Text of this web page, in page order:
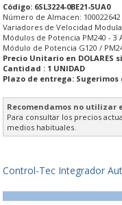
Código: 6SL3224-0BE21-5UA0
Número de Almacen: 100022642
Variadores de Velocidad
Módulos de Potencia PM240 - 3
Módulo de Potencia G120 /
Precio Unitario en DOLARES
Cantidad : 1 UNIDAD
Plazo de entrega:
Recomendamos no
Para consultar los precios
medios habituales.
Control-Tec Integrador